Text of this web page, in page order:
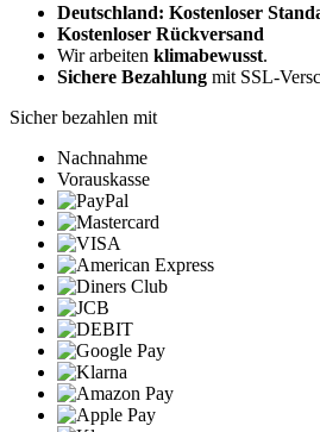
Deutschland: Kostenloser
Kostenloser Rückversand
Wir arbeiten klimabewusst.
Sichere Bezahlung mit SSL-
Sicher bezahlen mit
Nachnahme
Vorauskasse